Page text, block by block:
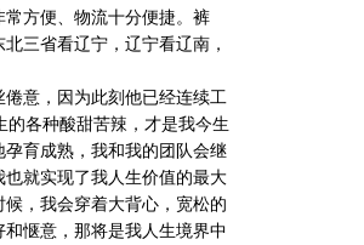
方便、物流十分便捷。裤
三省看辽宁，辽宁看辽南，
意，因为此刻他已经连续工
各种酸甜苦辣，才是我今生
育成熟，我和我的团队会继
就实现了我人生价值的最大
，我会穿着大背心，宽松的
惬意，那将是我人生境界中